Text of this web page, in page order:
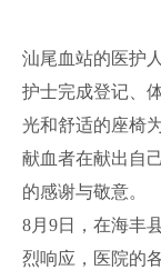
汕尾血站的医护
护士完成登记、
光和舒适的座椅
献血者在献出自
的感谢与敬意。
8月9日，在海丰
烈响应，医院的